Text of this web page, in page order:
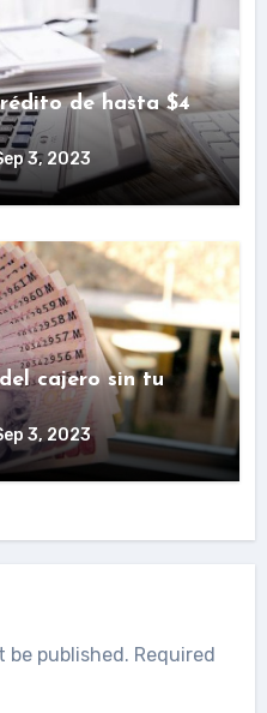
de hasta $4
3, 2023
cajero sin tu
3, 2023
be published. Required